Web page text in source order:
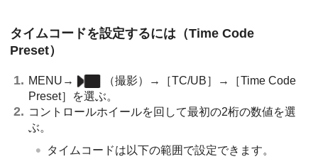
タイムコードを設定するには（Time Code
Preset）
MENU → （撮影）→ ［TC/UB］ →
［Time Code
Preset］
を選ぶ。
コントロールホイールを回して最初の2桁の数値を選
ぶ。
タイムコードは以下の範囲で設定できます。